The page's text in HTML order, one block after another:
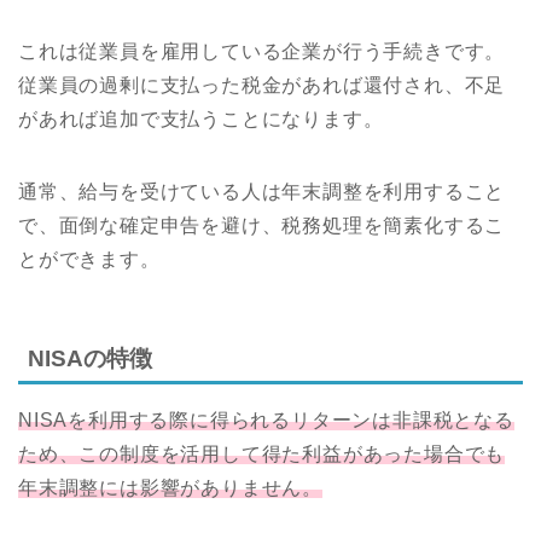
これは従業員を雇用している企業が行う手続きです。
従業員の過剰に支払った税金があれば還付され、不足
があれば追加で支払うことになります。
通常、給与を受けている人は年末調整を利用すること
で、面倒な確定申告を避け、税務処理を簡素化するこ
とができます。
NISAの特徴
NISAを利用する際に得られるリターンは非課税となる
ため、この制度を活用して得た利益があった場合でも
年末調整には影響がありません。